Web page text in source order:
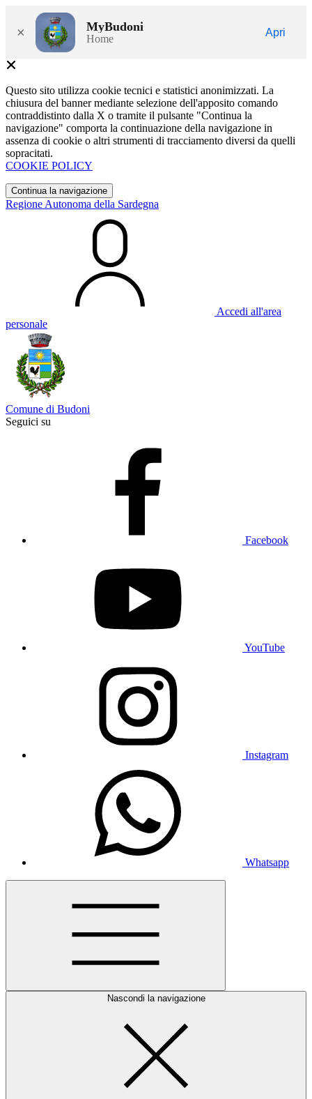
× MyBudoni
Home
Apri
Questo sito utilizza cookie tecnici e statistici anonimizzati. La
chiusura del banner mediante selezione dell'apposito comando
contraddistinto dalla X o tramite il pulsante "Continua la
navigazione" comporta la continuazione della navigazione in
assenza di cookie o altri strumenti di tracciamento diversi da quelli
sopracitati.
COOKIE POLICY
Continua la navigazione
Regione Autonoma della Sardegna
Accedi all'area
personale
Comune di Budoni
Seguici su
Facebook
YouTube
Instagram
Whatsapp
Nascondi la navigazione